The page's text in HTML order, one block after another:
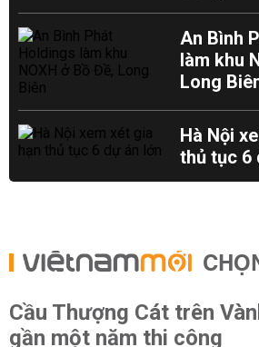
An Bình
làm khu
Long
Hà Nội
thủ tục 6
Cầu Thượng Cát trên
gần một năm thi công